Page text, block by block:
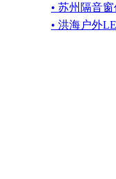
• 苏州隔音
• 洪海户外